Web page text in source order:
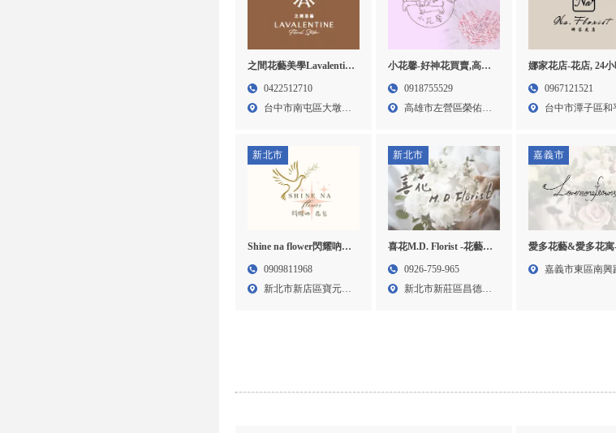
之間花藝美學Lavalentine
–花店,花店推薦,台中花店
0422512710
台中市南屯區大墩十
小花馨-好神花買賣,高雄
好神花買賣,左營區好神
0918755529
高雄市左營區榮佑路
娜家花店-花店, 24小
店,台中花店,潭子區
0967121521
台中市潭子區和
新北市
Shine na flower閃耀吶花
兒花藝坊-花藝課程,花藝
區花藝教學
0909811968
新北市新店區寶元路
新北市
喜花M.D. Florist -花藝教
室,花藝教學,台北花藝教
0926-759-965
新北市新莊區昌德街
嘉義市
愛多花藝&愛多花寓
藝證照,嘉義花藝證照
嘉義市東區南興